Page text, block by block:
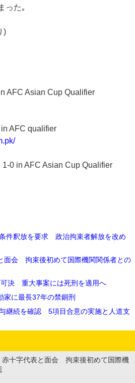
った｡
)
AFC Asian Cup Qualifier
AFC qualifier
0 in AFC Asian Cup Qualifier
条件釈放を要求 政治拘束者解放を改め
面会 拘束後初めて国際機関関係者との
可決 重大事案には死刑を適用へ
家に最長37年の禁錮刑
与継続を確認 5項目合意の実施と人道支
赤十字代表と面会 拘束後初めて国際機